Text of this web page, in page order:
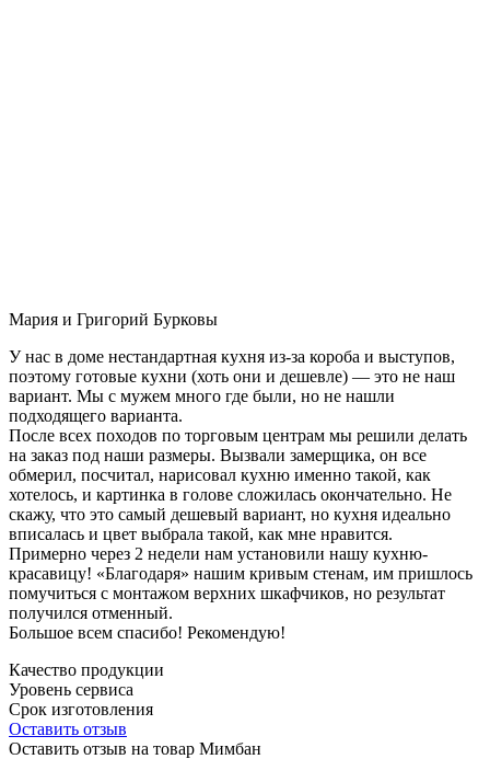
Мария и Григорий Бурковы
У нас в доме нестандартная кухня из-за короба и выступов,
поэтому готовые кухни (хоть они и дешевле) — это не наш
вариант. Мы с мужем много где были, но не нашли
подходящего варианта.
После всех походов по торговым центрам мы решили делать
на заказ под наши размеры. Вызвали замерщика, он все
обмерил, посчитал, нарисовал кухню именно такой, как
хотелось, и картинка в голове сложилась окончательно. Не
скажу, что это самый дешевый вариант, но кухня идеально
вписалась и цвет выбрала такой, как мне нравится.
Примерно через 2 недели нам установили нашу кухню-
красавицу! «Благодаря» нашим кривым стенам, им пришлось
помучиться с монтажом верхних шкафчиков, но результат
получился отменный.
Большое всем спасибо! Рекомендую!
Качество продукции
Уровень сервиса
Срок изготовления
Оставить отзыв
Оставить отзыв на товар Мимбан